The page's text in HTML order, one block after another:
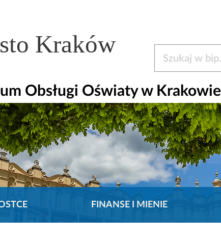
Kraków
Obsługi Oświaty w Krakowie
FINANSE I MIENIE